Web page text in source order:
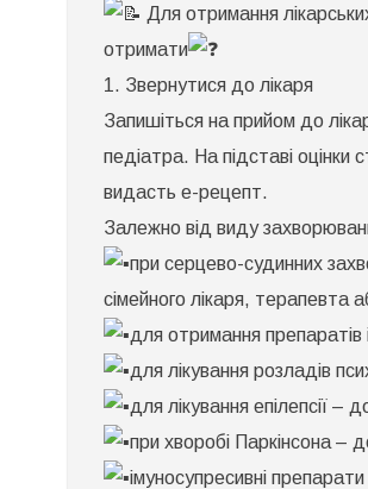
Для отримання
отримати
1. Звернутися до лікаря
Запишіться на прийом до
педіатра. На підставі оцінки
видасть е-рецепт.
Залежно від виду
при серцево-судинних
сімейного лікаря, терапевта
для отримання препаратів
для лікування розладів
для лікування епілепсії –
при хворобі Паркінсона –
імуносупресивні